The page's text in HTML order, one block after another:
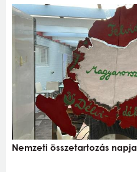
Nemzeti összetartozás napja